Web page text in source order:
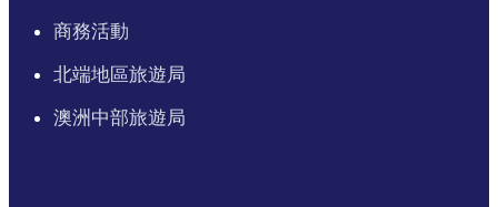
商務活動
北端地區旅遊局
澳洲中部旅遊局